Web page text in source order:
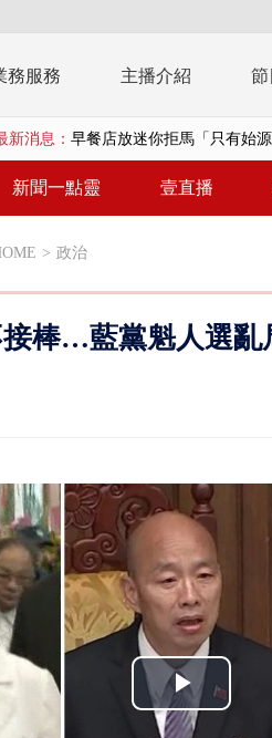
務服務 主播介紹 節
新消息： 早餐店放迷你拒馬「只有始
賴清德「0看稿」嗆爆盧秀燕
慈濟疫苗案真相大白 陳時中
壹氣象／白海豚進逼！ 外
新聞一點靈 壹直播
> 政治
接棒…藍黨魁人選
Play